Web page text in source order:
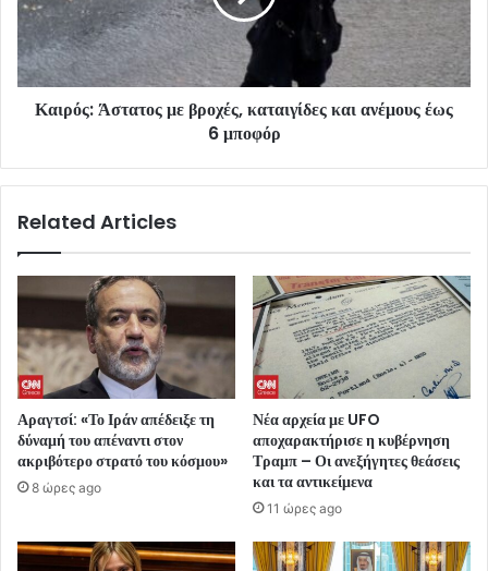
Καιρός: Άστατος με βροχές, καταιγίδες και ανέμους έως
6 μποφόρ
Related Articles
Αραγτσί: «Το Ιράν απέδειξε τη
δύναμή του απέναντι στον
ακριβότερο στρατό του κόσμου»
8 ώρες ago
Νέα αρχεία με UFO
αποχαρακτήρισε η κυβέρνηση
Τραμπ – Οι ανεξήγητες θεάσεις
και τα αντικείμενα
11 ώρες ago